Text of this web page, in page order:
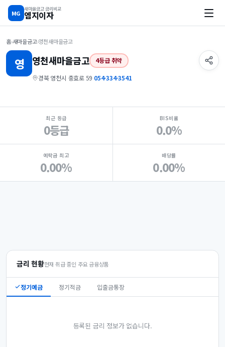
MG
새마을금고 금리비교
엠지이자
홈›새마을금고›영천새마을금고
영 영천새마을금고 4등급 취약
경북 영천시 충효로 59·054-334-3541
지점 핵심 지표 요약
최근 등급
0등급
BIS비율
0.0%
예탁금 최고
0.00%
배당률
0.00%
금리 현황현재 취급 중인 주요 금융상품
정기예금 정기적금 입출금통장
등록된 금리 정보가 없습니다.